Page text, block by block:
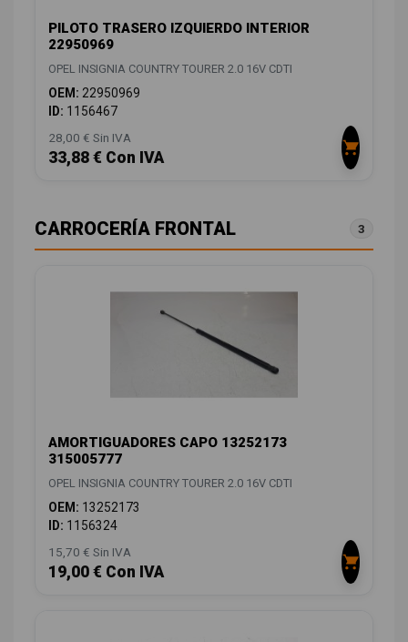
PILOTO TRASERO IZQUIERDO INTERIOR
22950969
OPEL INSIGNIA COUNTRY TOURER 2.0 16V CDTI
OEM: 22950969
ID: 1156467
28,00 € Sin IVA
33,88 € Con IVA
CARROCERÍA FRONTAL 3
AMORTIGUADORES CAPO 13252173
315005777
OPEL INSIGNIA COUNTRY TOURER 2.0 16V CDTI
OEM: 13252173
ID: 1156324
15,70 € Sin IVA
19,00 € Con IVA